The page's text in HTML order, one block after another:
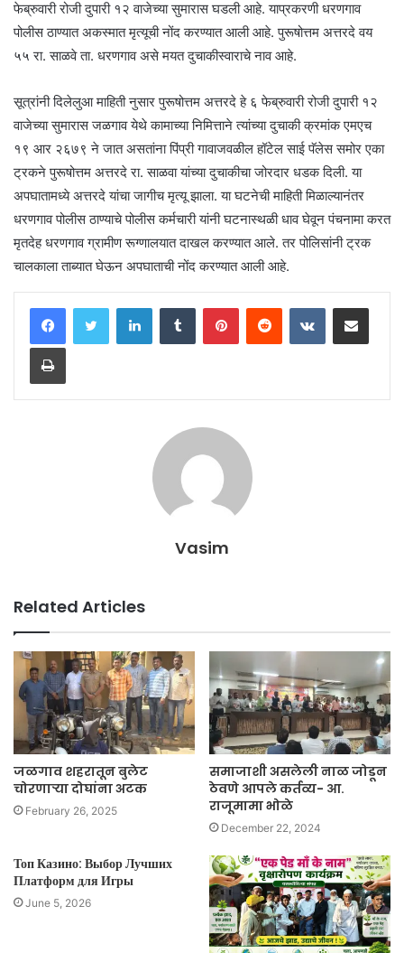
फेब्रुवारी रोजी दुपारी १२ वाजेच्या सुमारास घडली आहे. याप्रकरणी धरणगाव
पोलीस ठाण्यात अकस्मात मृत्यूची नोंद करण्यात आली आहे. पुरूषोत्तम अत्तरदे वय
५५ रा. साळवे ता. धरणगाव असे मयत दुचाकीस्वाराचे नाव आहे.
सूत्रांनी दिलेलुआ माहिती नुसार पुरूषोत्तम अत्तरदे हे ६ फेब्रुवारी रोजी दुपारी १२
वाजेच्या सुमारास जळगाव येथे कामाच्या निमित्ताने त्यांच्या दुचाकी क्रमांक एमएच
१९ आर २६७९ ने जात असतांना पिंप्री गावाजवळील हॉटेल साई पॅलेस समोर एका
ट्रकने पुरूषोत्तम अत्तरदे रा. साळवा यांच्या दुचाकीचा जोरदार धडक दिली. या
अपघातामध्ये अत्तरदे यांचा जागीच मृत्यू झाला. या घटनेची माहिती मिळाल्यानंतर
धरणगाव पोलीस ठाण्याचे पोलीस कर्मचारी यांनी घटनास्थळी धाव घेवून पंचनामा करत
मृतदेह धरणगाव ग्रामीण रूग्णालयात दाखल करण्यात आले. तर पोलिसांनी ट्रक
चालकाला ताब्यात घेऊन अपघाताची नोंद करण्यात आली आहे.
LinkedInTumblr PinterestReddit VKontakteShare via Email
Print
Vasim
Related Articles
जळगाव शहरातून बुलेट
चोरणाऱ्या दोघांना अटक
February 26, 2025
समाजाशी असलेली नाळ जोडून
ठेवणे आपले कर्तव्य- आ.
राजूमामा भोळे
December 22, 2024
Топ Казино: Выбор Лучших
Платформ для Игры
June 5, 2026